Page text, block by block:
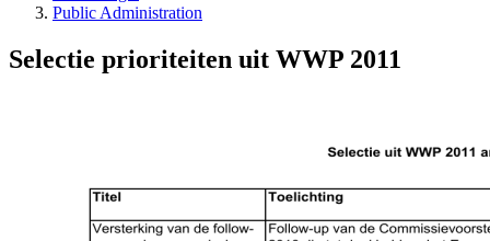
Public Administration
Selectie prioriteiten uit WWP 2011